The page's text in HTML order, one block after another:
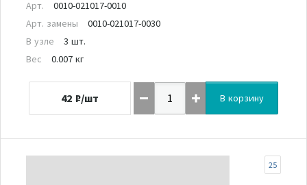
Арт.
0010-021017-0010
Арт. замены
0010-021017-0030
В узле
3 шт.
Вес
0.007 кг
42 ₽/шт В корзину
25